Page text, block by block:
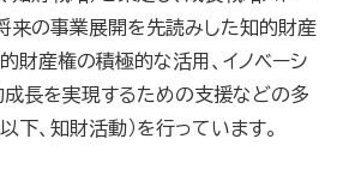
来の事業展開を先読みした知的財産
財産権の積極的な活用、イノベーシ
長を実現するための支援などの多
下、知財活動）を行っています。